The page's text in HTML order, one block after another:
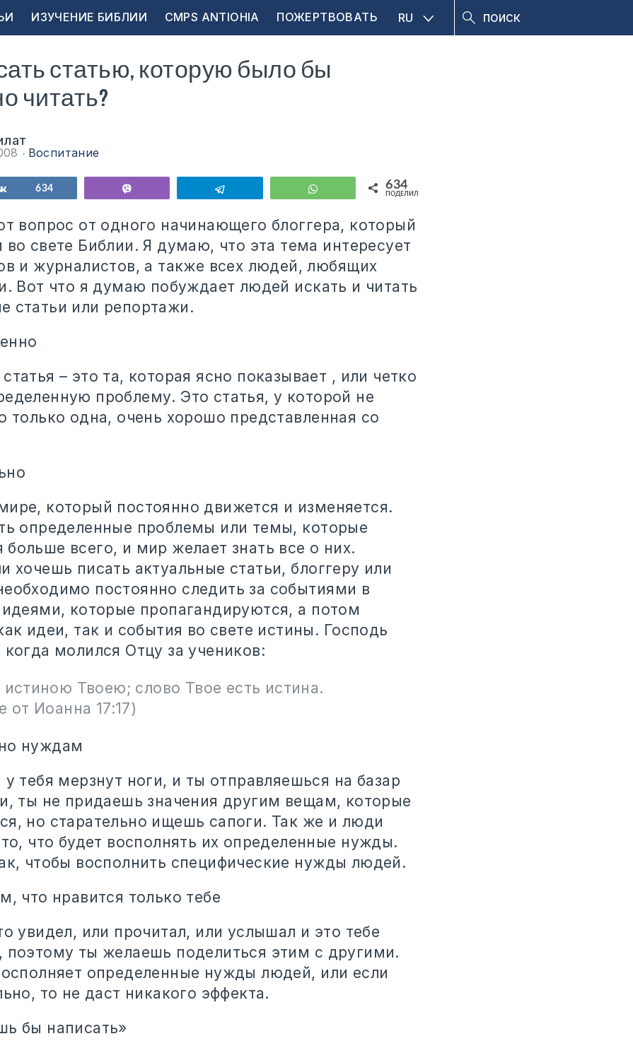
ИЗУЧЕНИЕ БИБЛИИ CMPS ANTIOHIA ПОЖЕРТВОВАТЬ RU
статью, которую было бы
читать?
Воспитание
Поделиться
634 WhatsApp 634
ПОДЕЛИЛИСЬ
вопрос от одного начинающего блоггера, который
во свете Библии. Я думаю, что эта тема интересует
и журналистов, а также всех людей, любящих
Вот что я думаю побуждает людей искать и читать
статьи или репортажи.
– это та, которая ясно показывает , или четко
проблему. Это статья, у которой не
только одна, очень хорошо представленная со
который постоянно движется и изменяется.
определенные проблемы или темы, которые
всего, и мир желает знать все о них.
хочешь писать актуальные статьи, блоггеру или
постоянно следить за событиями в
идеями, которые пропагандируются, а потом
идеи, так и события во свете истины. Господь
когда молился Отцу за учеников:
истиною Твоею; слово Твое есть истина.
от Иоанна 17:17)
нуждам
тебя мерзнут ноги, и ты отправляешься на базар
ты не придаешь значения другим вещам, которые
но старательно ищешь сапоги. Так же и люди
то, что будет восполнять их определенные нужды.
чтобы восполнить специфические нужды людей.
что нравится только тебе
увидел, или прочитал, или услышал и это тебе
поэтому ты желаешь поделиться этим с другими.
определенные нужды людей, или если
то не даст никакого эффекта.
бы написать»